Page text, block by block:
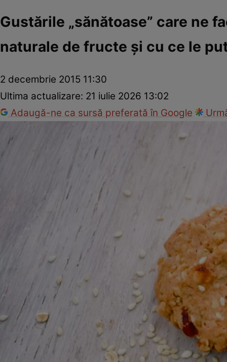
Gustările „sănătoase” care ne
naturale de fructe şi cu ce le
2 decembrie 2015 11:30
Ultima actualizare: 21 iulie 2026 13:02
Adaugă-ne ca sursă preferată în Google